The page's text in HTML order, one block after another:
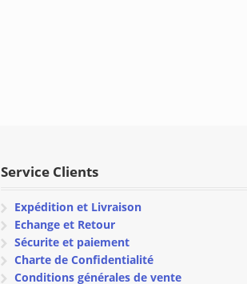
Service Clients
Expédition et Livraison
Echange et Retour
Sécurite et paiement
Charte de Confidentialité
Conditions générales de vente